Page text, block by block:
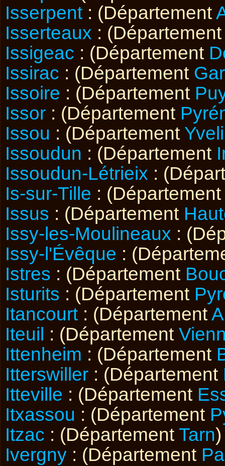
Isserpent : (Département
Isserteaux :
Issigeac : (Département
Issirac : (Département
Issoire : (Département
Issor : (Département
Issou : (Département
Issoudun : (Département
Issoudun-Létrieix :
Is-sur-Tille :
Issus : (Département
Issy-les-Moulineaux :
Issy-l'Évêque :
Istres : (Département
Isturits : (Département
Itancourt : (Département
Iteuil : (Département
Ittenheim : (Département
Itterswiller : (Département
Itteville : (Département
Itxassou : (Département
Itzac : (Département Tarn)
Ivergny : (Département